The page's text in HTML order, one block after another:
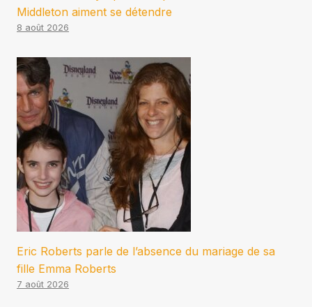
Middleton aiment se détendre
8 août 2026
Eric Roberts parle de l’absence du mariage de sa
fille Emma Roberts
7 août 2026